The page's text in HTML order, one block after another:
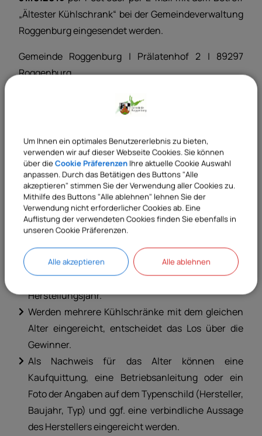
„Ältester Kühlschrank“ bei der Gemeindeverwaltung
Roggenburg eingesendet werden.
Gemeinde Roggenburg | Prälatenhof 2 | 89297
Roggenburg
martina.groeger@roggenburg.de
Teilnehmen können alle Haushalte aus dem
Gemeindegebiet Roggenburg.
Der Kühlschrank muss mindestens 10 Jahre alt
sein.
Zugelassen sind nur funktionstüchtige, dauerhaft
in Betrieb befindliche Serienmodelle, also keine
Selbstbauten oder Zweitgeräte. Stichprobenartige
Überprüfungen sind möglich.
Entscheidend für die Bewertung des Alters ist das
Herstellungsjahr.
Werden mehrere Kühlschränke mit dem gleichen
Alter eingereicht, entscheidet das Los über die
Gewinner.
Als Nachweis für das Alter können eine
Kaufquittung, eine Betriebsanleitung oder ein
Foto der Angaben auf dem Typenschild (Hersteller,
Baujahr, Typ) und ggf. eine verbindliche Aussage
des Herstellers eingereicht werden.
Um Ihnen ein optimales Benutzererlebnis zu bieten,
verwenden wir auf dieser Webseite Cookies. Sie können
über die Cookie Präferenzen Ihre aktuelle Cookie Auswahl
anpassen. Durch das Betätigen des Buttons "Alle
akzeptieren" stimmen Sie der Verwendung aller Cookies zu.
Mithilfe des Buttons "Alle ablehnen" lehnen Sie der
Verwendung nicht erforderlicher Cookies ab. Eine
Auflistung der verwendeten Cookies finden Sie ebenfalls in
unseren Cookie Präferenzen.
Alle akzeptieren Alle ablehnen